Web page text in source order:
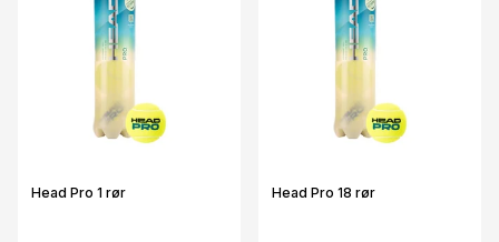
Head Pro 1 rør Head Pro 18 rør